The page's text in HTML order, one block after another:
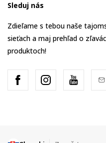
Sleduj nás
Zdieľame s tebou naše
sieťach a maj prehľad o
produktoch!